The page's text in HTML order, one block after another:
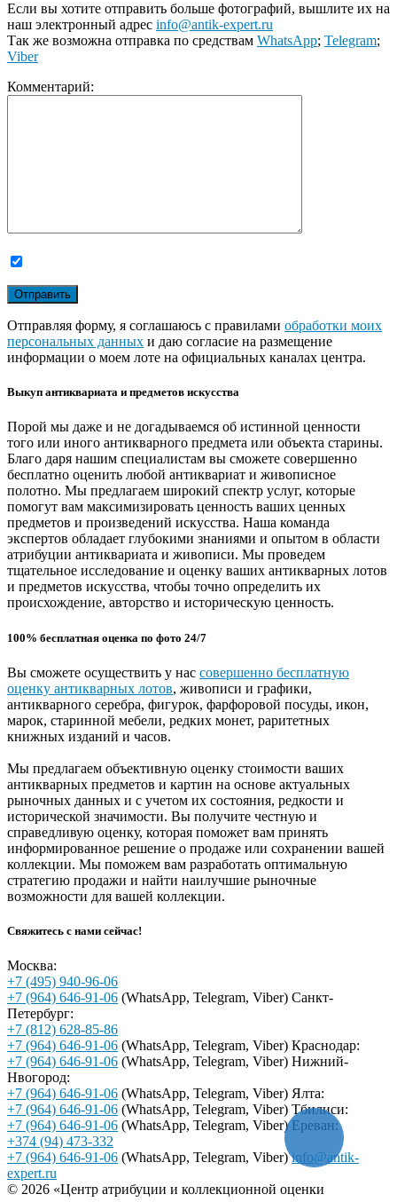
Если вы хотите отправить больше фотографий, вышлите их на
наш электронный адрес info@antik-expert.ru
Так же возможна отправка по средствам WhatsApp; Telegram;
Viber
Комментарий:
Отправляя форму, я соглашаюсь с правилами обработки моих
персональных данных и даю согласие на размещение
информации о моем лоте на официальных каналах центра.
Выкуп антиквариата и предметов искусства
Порой мы даже и не догадываемся об истинной ценности
того или иного антикварного предмета или объекта старины.
Благо даря нашим специалистам вы сможете совершенно
бесплатно оценить любой антиквариат и живописное
полотно. Мы предлагаем широкий спектр услуг, которые
помогут вам максимизировать ценность ваших ценных
предметов и произведений искусства. Наша команда
экспертов обладает глубокими знаниями и опытом в области
атрибуции антиквариата и живописи. Мы проведем
тщательное исследование и оценку ваших антикварных лотов
и предметов искусства, чтобы точно определить их
происхождение, авторство и историческую ценность.
100% бесплатная оценка по фото 24/7
Вы сможете осуществить у нас совершенно бесплатную
оценку антикварных лотов, живописи и графики,
антикварного серебра, фигурок, фарфоровой посуды, икон,
марок, старинной мебели, редких монет, раритетных
книжных изданий и часов.
Мы предлагаем объективную оценку стоимости ваших
антикварных предметов и картин на основе актуальных
рыночных данных и с учетом их состояния, редкости и
исторической значимости. Вы получите честную и
справедливую оценку, которая поможет вам принять
информированное решение о продаже или сохранении вашей
коллекции. Мы поможем вам разработать оптимальную
стратегию продажи и найти наилучшие рыночные
возможности для вашей коллекции.
Свяжитесь с нами сейчас!
Москва:
+7 (495) 940-96-06
+7 (964) 646-91-06 (WhatsApp, Telegram, Viber) Санкт-
Петербург:
+7 (812) 628-85-86
+7 (964) 646-91-06 (WhatsApp, Telegram, Viber) Краснодар:
+7 (964) 646-91-06 (WhatsApp, Telegram, Viber) Нижний-
Нвогород:
+7 (964) 646-91-06 (WhatsApp, Telegram, Viber) Ялта:
+7 (964) 646-91-06 (WhatsApp, Telegram, Viber) Тбилиси:
+7 (964) 646-91-06 (WhatsApp, Telegram, Viber) Ереван:
+374 (94) 473-332
+7 (964) 646-91-06 (WhatsApp, Telegram, Viber) info@antik-
expert.ru
© 2026 «Центр атрибуции и коллекционной оценки